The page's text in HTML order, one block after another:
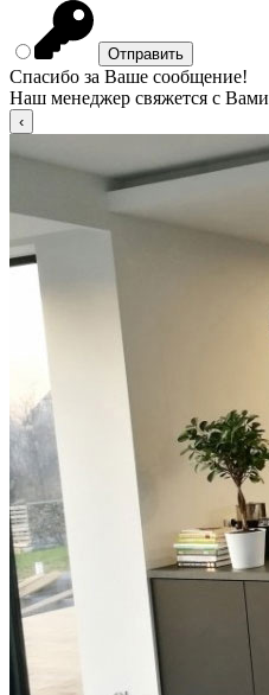
Спасибо за Ваше сообщение!
Наш менеджер свяжется с